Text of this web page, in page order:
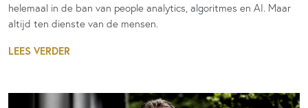
helemaal in de ban van people analytics, algoritmes en AI. Maar
altijd ten dienste van de mensen.
LEES VERDER